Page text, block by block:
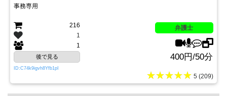
事務専用
216
1
1
弁護士
後で見る 400円/50分
ID:C74k9igvh8Yfb1pI
★★★★★ 5 (209)